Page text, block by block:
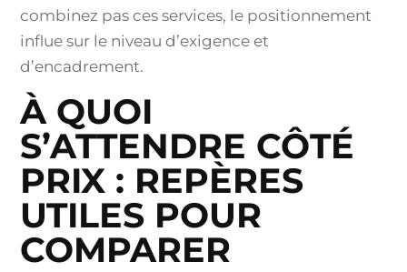
combinez pas ces services, le positionnement
influe sur le niveau d’exigence et
d’encadrement.
À QUOI
S’ATTENDRE CÔTÉ
PRIX : REPÈRES
UTILES POUR
COMPARER